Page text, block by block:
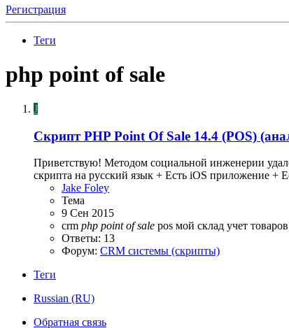
Регистрация
Теги
php point of sale
J
Скрипт PHP Point Of Sale 14.4 (POS)
Приветствую! Методом социальной инженерии
скрипта на русский язык + Есть iOS приложение +
Jake Foley
Тема
9 Сен 2015
crm php point of sale pos мой склад учет товаров
Ответы: 13
Форум: CRM системы (скрипты)
Теги
Russian (RU)
Обратная связь